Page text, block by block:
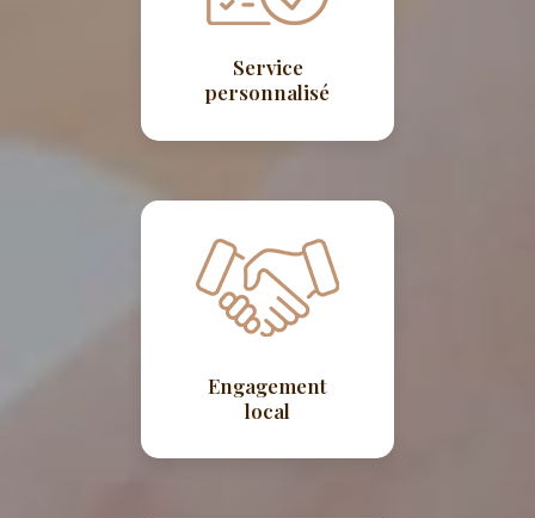
Service
personnalisé
Engagement
local